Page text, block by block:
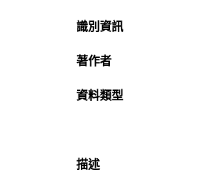
識別資訊
著作者
資料類型
描述